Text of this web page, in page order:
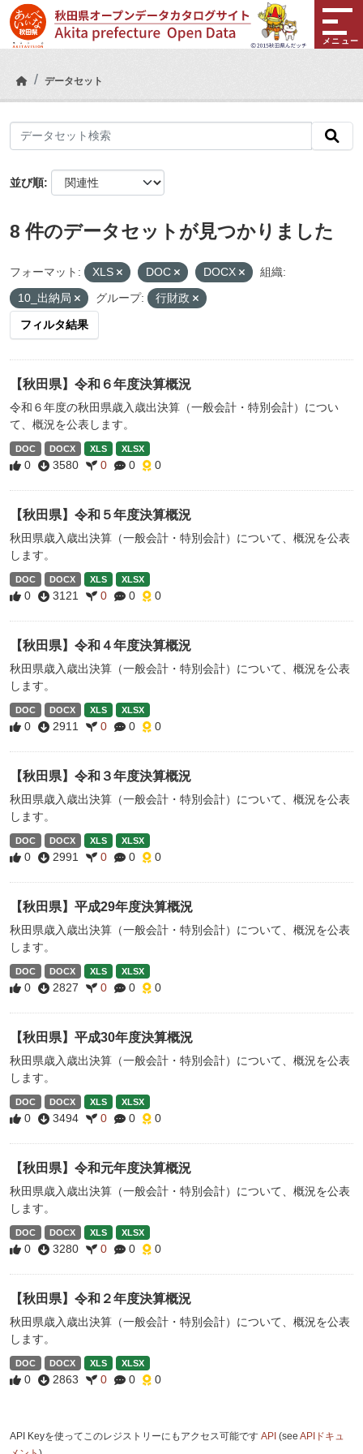
Skip to main content
メニュー
データセット
並び順
8 件のデータセットが見つかりました
フォーマット: XLS DOC DOCX
組織:
10_出納局
グループ: 行財政
フィルタ結果
【秋田県】令和６年度決算概況
令和６年度の秋田県歳入歳出決算（一般会計・特別会計）につい
て、概況を公表します。
DOC DOCX XLS XLSX
0 3580 0 0 0
【秋田県】令和５年度決算概況
秋田県歳入歳出決算（一般会計・特別会計）について、概況を公表
します。
DOC DOCX XLS XLSX
0 3121 0 0 0
【秋田県】令和４年度決算概況
秋田県歳入歳出決算（一般会計・特別会計）について、概況を公表
します。
DOC DOCX XLS XLSX
0 2911 0 0 0
【秋田県】令和３年度決算概況
秋田県歳入歳出決算（一般会計・特別会計）について、概況を公表
します。
DOC DOCX XLS XLSX
0 2991 0 0 0
【秋田県】平成29年度決算概況
秋田県歳入歳出決算（一般会計・特別会計）について、概況を公表
します。
DOC DOCX XLS XLSX
0 2827 0 0 0
【秋田県】平成30年度決算概況
秋田県歳入歳出決算（一般会計・特別会計）について、概況を公表
します。
DOC DOCX XLS XLSX
0 3494 0 0 0
【秋田県】令和元年度決算概況
秋田県歳入歳出決算（一般会計・特別会計）について、概況を公表
します。
DOC DOCX XLS XLSX
0 3280 0 0 0
【秋田県】令和２年度決算概況
秋田県歳入歳出決算（一般会計・特別会計）について、概況を公表
します。
DOC DOCX XLS XLSX
0 2863 0 0 0
API Keyを使ってこのレジストリーにもアクセス可能です API (see APIドキュ